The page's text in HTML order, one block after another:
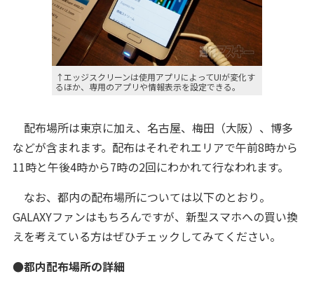
↑エッジスクリーンは使用アプリによってUIが変化す
るほか、専用のアプリや情報表示を設定できる。
配布場所は東京に加え、名古屋、梅田（大阪）、博多
などが含まれます。配布はそれぞれエリアで午前8時から
11時と午後4時から7時の2回にわかれて行なわれます。
なお、都内の配布場所については以下のとおり。
GALAXYファンはもちろんですが、新型スマホへの買い換
えを考えている方はぜひチェックしてみてください。
●都内配布場所の詳細